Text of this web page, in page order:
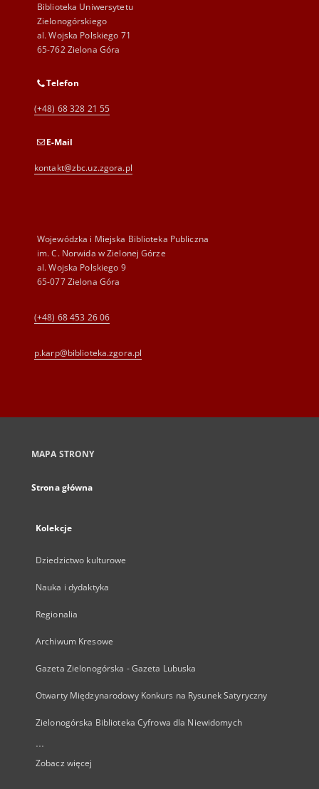
Biblioteka Uniwersytetu
Zielonogórskiego
al. Wojska Polskiego 71
65-762 Zielona Góra
Telefon
(+48) 68 328 21 55
E-Mail
kontakt@zbc.uz.zgora.pl
Wojewódzka i Miejska Biblioteka Publiczna
im. C. Norwida w Zielonej Górze
al. Wojska Polskiego 9
65-077 Zielona Góra
(+48) 68 453 26 06
p.karp@biblioteka.zgora.pl
MAPA STRONY
Strona główna
Kolekcje
Dziedzictwo kulturowe
Nauka i dydaktyka
Regionalia
Archiwum Kresowe
Gazeta Zielonogórska - Gazeta Lubuska
Otwarty Międzynarodowy Konkurs na Rysunek Satyryczny
Zielonogórska Biblioteka Cyfrowa dla Niewidomych
...
Zobacz więcej